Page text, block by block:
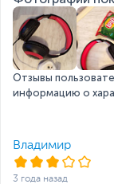
Разъем для
Время работы
подзарядки, ч
Дополнительно
Размеры
х Г)
Отзывы
информацию о
Владимир
3 года назад